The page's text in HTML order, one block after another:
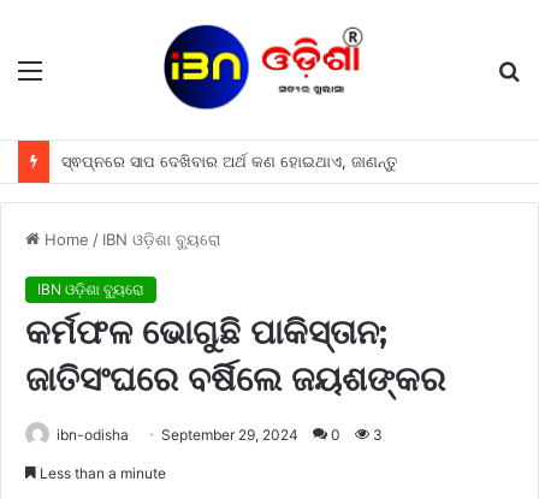
Menu
ସ୍ଵପ୍ନରେ ସାପ ଦେଖିବାର ଅର୍ଥ କଣ ହୋଇଥାଏ, ଜାଣନ୍ତୁ
Home / IBN ଓଡ଼ିଶା ବ୍ୟୁରୋ
IBN ଓଡ଼ିଶା ବ୍ୟୁରୋ
କର୍ମଫଳ ଭୋଗୁଛି ପାକିସ୍ତାନ;
ଜାତିସଂଘରେ ବର୍ଷିଲେ ଜୟଶଙ୍କର
ibn-odisha September 29, 2024 0 3
Less than a minute